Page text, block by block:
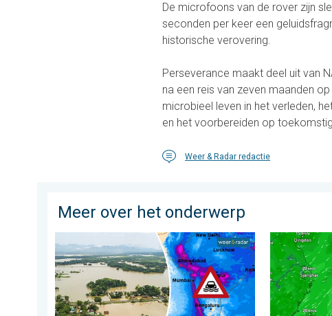
De microfoons van de rover zijn
seconden per keer een
historische verovering.
Perseverance maakt deel uit van
na een reis van zeven maanden
microbieel leven in het verleden,
en het voorbereiden op
Weer & Radar redactie
Meer over het onderwerp
Overstromingen in delen van Azië. Een buitengewone
Tyfoon